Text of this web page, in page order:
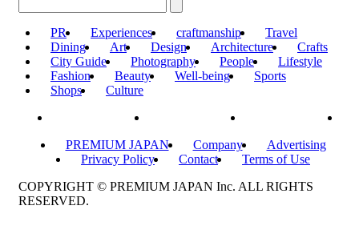
PR Experiences craftmanship
Travel
Dining
Art Design Architecture
Crafts
City Guide
Photography People
Lifestyle
Fashion
Beauty Well-being
Sports
Shops
Culture
PREMIUM JAPAN Company
Advertising
Privacy Policy
Contact
Terms of Use
COPYRIGHT © PREMIUM JAPAN Inc. ALL RIGHTS
RESERVED.